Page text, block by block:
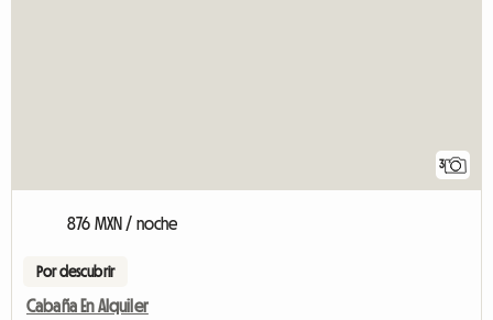
3
876 MXN / noche
Por descubrir
Cabaña En Alquiler